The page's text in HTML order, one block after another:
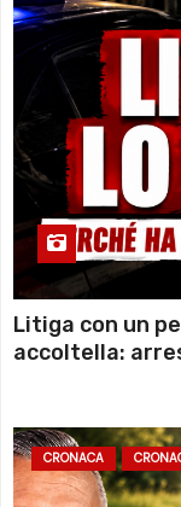
Litiga con un
accoltella:
CRONACA